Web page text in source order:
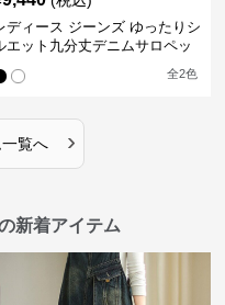
ディース ジーンズ ゆったりシ
エット九分丈デニムサロペッ
全2色
覧へ ›
新着アイテム